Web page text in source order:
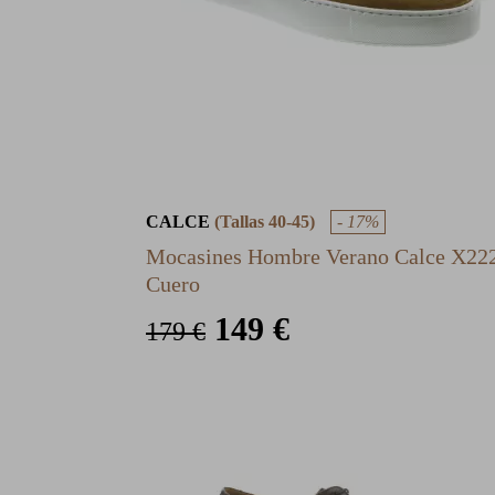
CALCE (Tallas 40-45) - 17%
Mocasines Hombre Verano Calce
Cuero
179 € 149 €